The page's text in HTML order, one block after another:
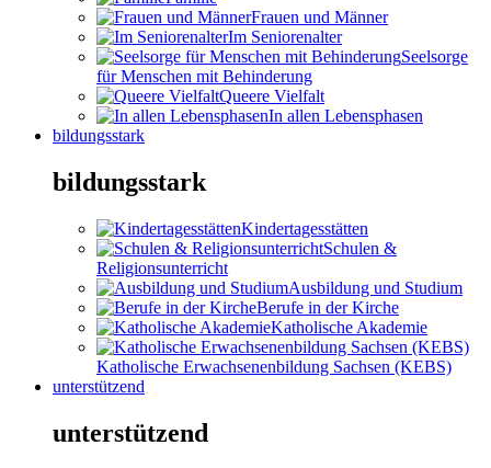
Frauen und Männer
Im Seniorenalter
Seelsorge
für Menschen mit Behinderung
Queere Vielfalt
In allen Lebensphasen
bildungsstark
bildungsstark
Kindertagesstätten
Schulen &
Religionsunterricht
Ausbildung und Studium
Berufe in der Kirche
Katholische Akademie
Katholische Erwachsenenbildung Sachsen (KEBS)
unterstützend
unterstützend